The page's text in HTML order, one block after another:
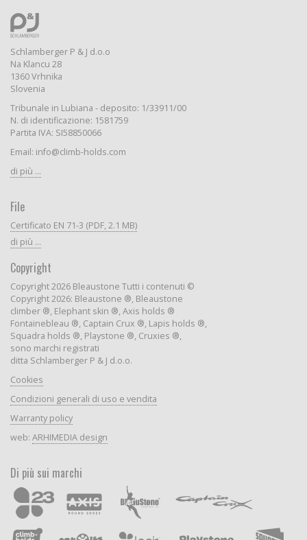
Schlamberger P & J d.o.o
Na Klancu 28
1360 Vrhnika
Slovenia
Tribunale in Lubiana - deposito: 1/33911/00
N. di identificazione: 1581759
Partita IVA: SI58850066
Email: info@climb-holds.com
di più ...
File
Certificato EN 71-3 (PDF, 2.1 MB)
di più ...
Copyright
Copyright 2026 Bleaustone Tutti i contenuti ©
Copyright 2026: Bleaustone ®, Bleaustone
climber ®, Elephant skin ®, Axis holds ®
Fontainebleau ®, Captain Crux ®, Lapis holds ®,
Squadra holds ®, Playstone ®, Cruxies ®,
sono marchi registrati
ditta Schlamberger P & J d.o.o.
Cookies
Condizioni generali di uso e vendita
Warranty policy
web: ARHIMEDIA design
Di più sui marchi